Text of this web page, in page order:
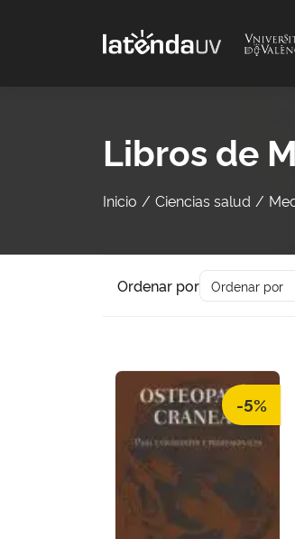
Libros de
Inicio Ciencias salud
Ordenar por
-5%